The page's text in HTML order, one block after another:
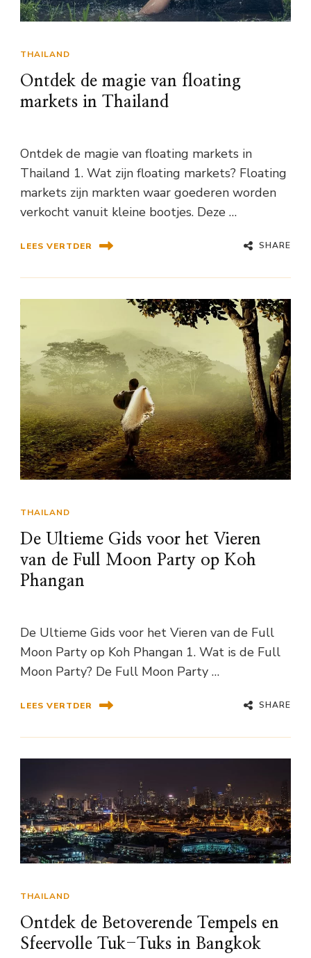
THAILAND
Ontdek de magie van floating
markets in Thailand
Ontdek de magie van floating markets in
Thailand 1. Wat zijn floating markets? Floating
markets zijn markten waar goederen worden
verkocht vanuit kleine bootjes. Deze …
LEES VERTDER SHARE
THAILAND
De Ultieme Gids voor het Vieren
van de Full Moon Party op Koh
Phangan
De Ultieme Gids voor het Vieren van de Full
Moon Party op Koh Phangan 1. Wat is de Full
Moon Party? De Full Moon Party …
LEES VERTDER SHARE
THAILAND
Ontdek de Betoverende Tempels en
Sfeervolle Tuk-Tuks in Bangkok